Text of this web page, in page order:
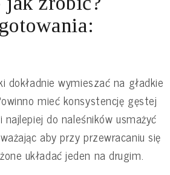
dokładnie wymieszać na gładkie
mieć konsystencję gęstej
do naleśników usmażyć
aby przy przewracaniu się
układać jeden na drugim.